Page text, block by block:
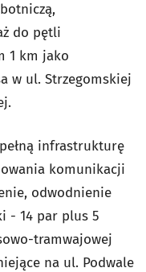
do pętli
1 km jako
w ul. Strzegomskiej
infrastrukturę
komunikacji
odwodnienie
- 14 par plus 5
tramwajowej
na ul. Podwale